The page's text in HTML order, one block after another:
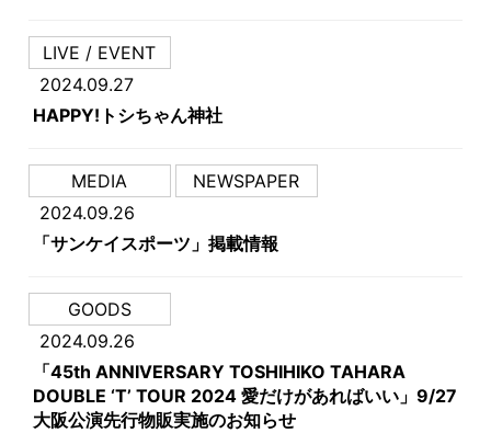
LIVE / EVENT
2024.09.27
HAPPY!トシちゃん神社
MEDIA
NEWSPAPER
2024.09.26
「サンケイスポーツ」掲載情報
GOODS
2024.09.26
「45th ANNIVERSARY TOSHIHIKO TAHARA
DOUBLE ‘T’ TOUR 2024 愛だけがあればいい」9/27
大阪公演先行物販実施のお知らせ